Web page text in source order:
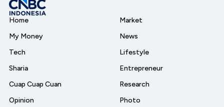
Home
My Money
Tech
Sharia
Cuap Cuap Cuan
Opinion
Market
News
Lifestyle
Entrepreneur
Research
Photo